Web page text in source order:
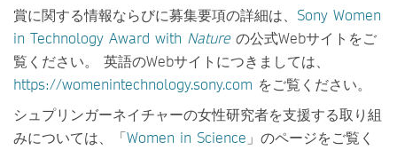
賞に関する情報ならびに募集要項の詳細は、 Sony Women
in Technology Award with Natureの公式Webサイトをご
覧ください。 英語のWebサイトにつきましては、
https://womenintechnology.sony.com をご覧ください。
シュプリンガーネイチャーの女性研究者を支援する取り組
みについては、「Women in Science 」のページをご覧く